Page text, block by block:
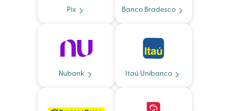
Pix Banco Bradesco
Nubank Itaú Unibanco